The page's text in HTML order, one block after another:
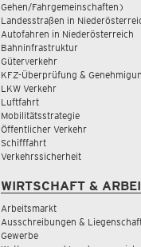
Gehen/Fahrgemeinschaften)
Landesstraßen in
Autofahren in Niederösterreich
Bahninfrastruktur
Güterverkehr
KFZ-Überprüfung &
LKW Verkehr
Luftfahrt
Mobilitätsstrategie
Öffentlicher Verkehr
Schifffahrt
Verkehrssicherheit
WIRTSCHAFT &
Arbeitsmarkt
Ausschreibungen &
Gewerbe